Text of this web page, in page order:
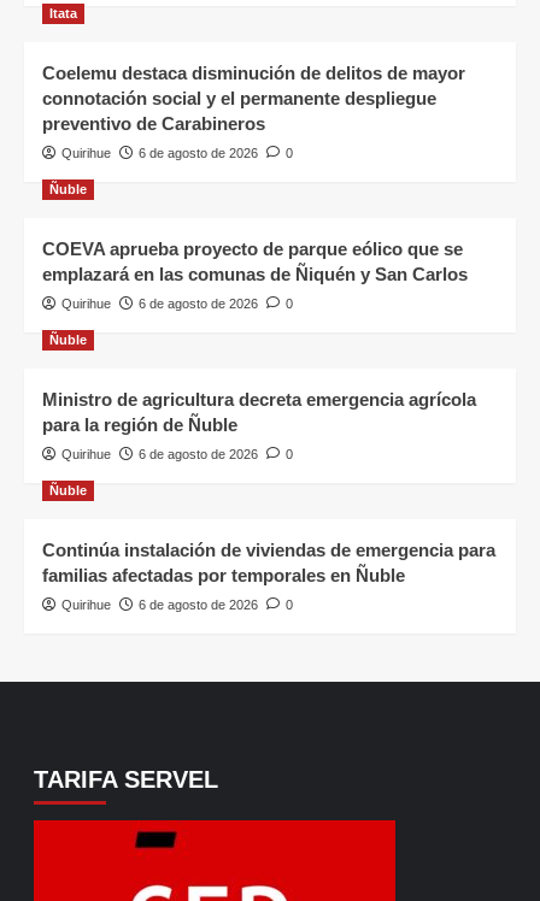
Itata
Coelemu destaca disminución de delitos de mayor
connotación social y el permanente despliegue
preventivo de Carabineros
Quirihue 6 de agosto de 2026 0
Ñuble
COEVA aprueba proyecto de parque eólico que se
emplazará en las comunas de Ñiquén y San Carlos
Quirihue 6 de agosto de 2026 0
Ñuble
Ministro de agricultura decreta emergencia agrícola
para la región de Ñuble
Quirihue 6 de agosto de 2026 0
Ñuble
Continúa instalación de viviendas de emergencia para
familias afectadas por temporales en Ñuble
Quirihue 6 de agosto de 2026 0
TARIFA SERVEL